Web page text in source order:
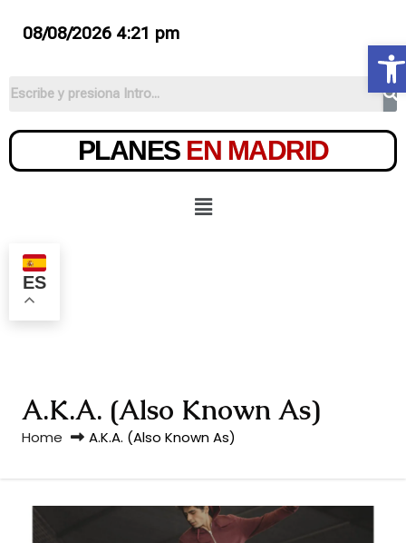
08/08/2026 4:21 pm
PLANES EN MADRID
ES
A.K.A. (Also Known As)
Home A.K.A. (Also Known As)